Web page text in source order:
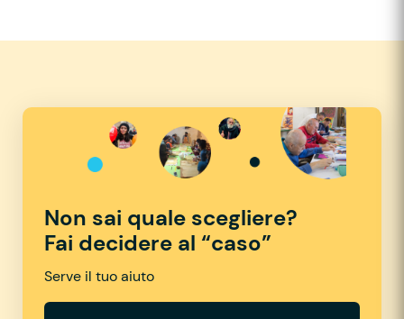
Non sai quale scegliere?
Fai decidere al “caso”
Serve il tuo aiuto